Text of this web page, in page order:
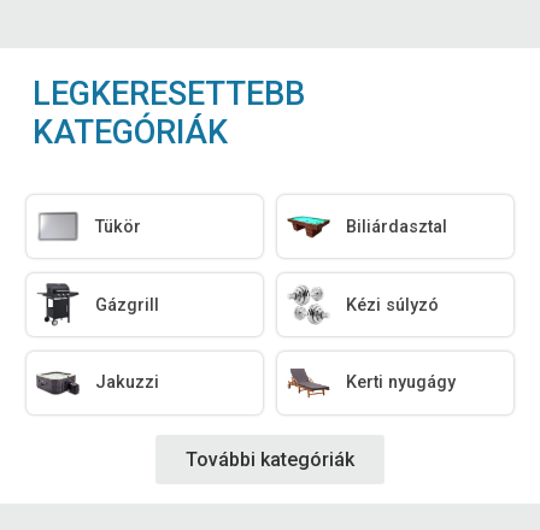
LEGKERESETTEBB
KATEGÓRIÁK
Tükör Biliárdasztal
Gázgrill Kézi súlyzó
Jakuzzi Kerti nyugágy
További kategóriák